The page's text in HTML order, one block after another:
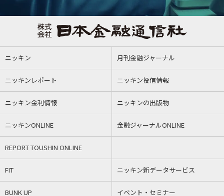
ニッキン 月刊金融ジャーナル
ニッキンレポート ニッキン投信情報
ニッキン金利情報 ニッキンの出版物
ニッキンONLINE 金融ジャーナルONLINE
REPORT TOUSHIN ONLINE
FIT ニッキン新データサービス
BUNK UP イベント・セミナー